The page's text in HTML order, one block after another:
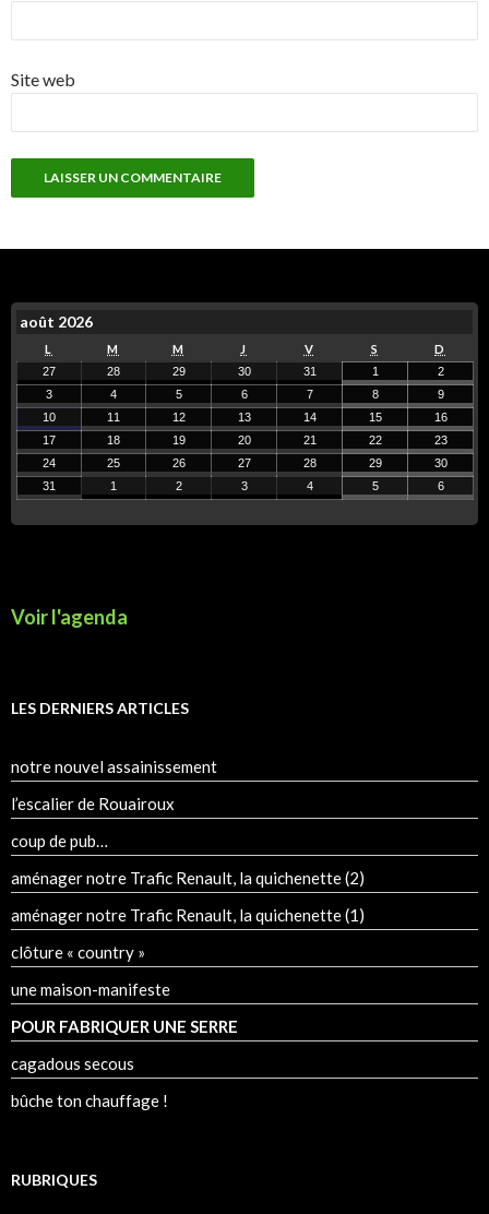
Site web
août 2026
L M M J V S D
27 28 29 30 31 1
2
3
4 5 6 7 8
9
10
11 12 13 14 15
16
17
18 19 20 21 22
23
24
25 26 27 28 29
30
31
1 2 3 4 5 6
Voir l'agenda
LES DERNIERS ARTICLES
notre nouvel assainissement
l’escalier de Rouairoux
coup de pub…
aménager notre Trafic Renault, la quichenette (2)
aménager notre Trafic Renault, la quichenette (1)
clôture « country »
une maison-manifeste
POUR FABRIQUER UNE SERRE
cagadous secous
bûche ton chauffage !
RUBRIQUES